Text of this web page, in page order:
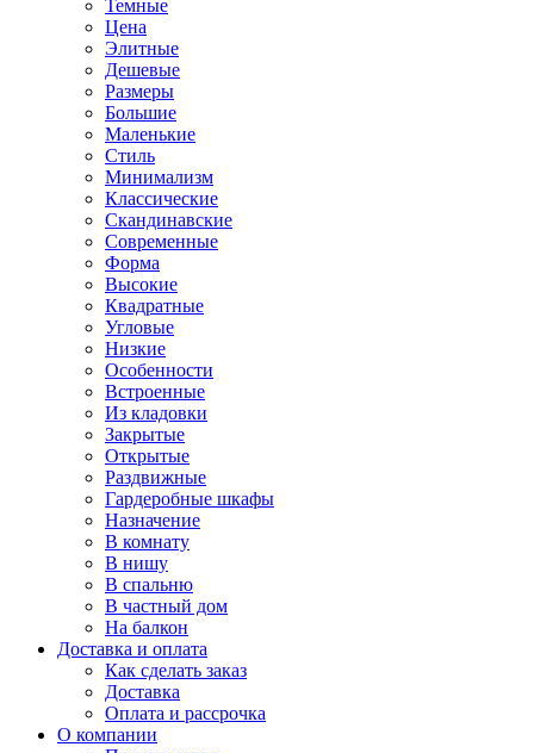
Темные
Цена
Элитные
Дешевые
Размеры
Большие
Маленькие
Стиль
Минимализм
Классические
Скандинавские
Современные
Форма
Высокие
Квадратные
Угловые
Низкие
Особенности
Встроенные
Из кладовки
Закрытые
Открытые
Раздвижные
Гардеробные шкафы
Назначение
В комнату
В нишу
В спальню
В частный дом
На балкон
Доставка и оплата
Как сделать заказ
Доставка
Оплата и рассрочка
О компании